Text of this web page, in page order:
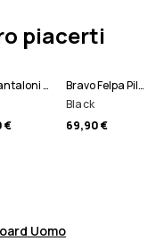
piacerti
Kirin Pantaloni Sci Uomo
€
Bravo Felpa Pile Uomo
Black
69,90 €
Uomo